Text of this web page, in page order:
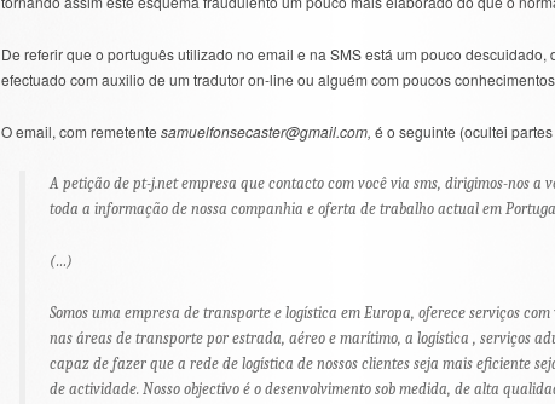
De referir que o português utilizado no email e na SMS está um pouco descuidado,
efectuado com auxilio de um tradutor on-line ou alguém com poucos
O email, com remetente samuelfonsecaster@gmail.com, é o seguinte (ocultei
A petição de pt-j.net empresa que contacto com você via sms, dirigimos-nos a
toda a informação de nossa companhia e oferta de trabalho actual em
(…)
Somos uma empresa de transporte e logística em Europa, oferece serviços
nas áreas de transporte por estrada, aéreo e marítimo, a logística , serviços
capaz de fazer que a rede de logística de nossos clientes seja mais eficiente
de actividade. Nosso objectivo é o desenvolvimento sob medida, de alta